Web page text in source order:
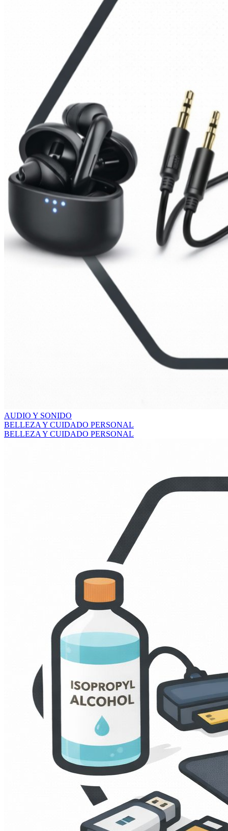
AUDIO Y SONIDO
BELLEZA Y CUIDADO PERSONAL
BELLEZA Y CUIDADO PERSONAL